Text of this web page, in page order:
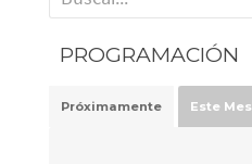
PROGRAMACIÓN
Próximamente Este Mes